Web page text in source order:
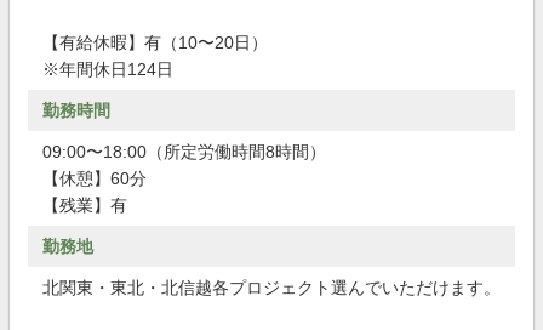
【有給休暇】有（10〜20日）
※年間休日124日
勤務時間
09:00〜18:00（所定労働時間8時間）
【休憩】60分
【残業】有
勤務地
北関東・東北・北信越各プロジェクト選んでいただけます。